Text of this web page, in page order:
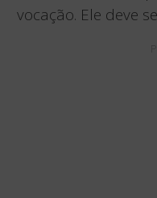
vocação. Ele deve